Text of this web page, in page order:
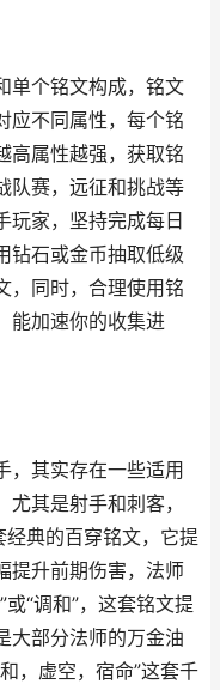
单个铭文构成，铭文
应不同属性，每个铭
高属性越强，获取铭
队赛，远征和挑战等
玩家，坚持完成每日
钻石或金币抽取低级
，同时，合理使用铭
能加速你的收集进
，其实存在一些适用
其是射手和刺客，
经典的百穿铭文，它提
提升前期伤害，法师
“调和”，这套铭文提
大部分法师的万金油
，虚空，宿命”这套千